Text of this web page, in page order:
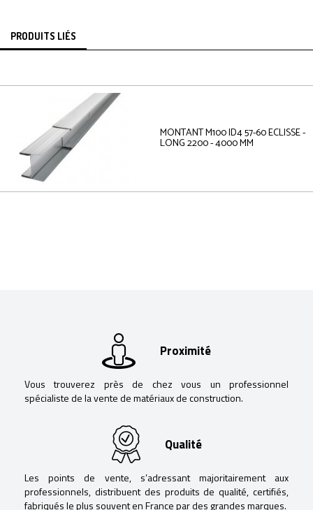
PRODUITS LIÉS
MONTANT M100 ID4 57-60 ECLISSE -
LONG 2200 - 4000 MM
Proximité
Vous trouverez près de chez vous un professionnel
spécialiste de la vente de matériaux de construction.
Qualité
Les points de vente, s’adressant majoritairement aux
professionnels, distribuent des produits de qualité, certifiés,
fabriqués le plus souvent en France par des grandes marques.